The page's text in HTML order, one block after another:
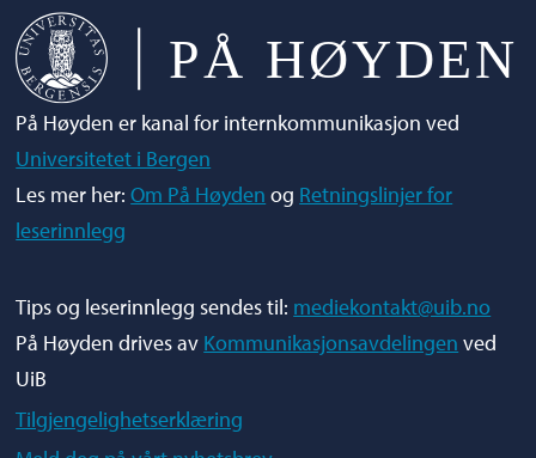
På Høyden er kanal for internkommunikasjon ved
Universitetet i Bergen
Les mer her:Om På Høyden og Retningslinjer for
leserinnlegg
Tips og leserinnlegg sendes til: mediekontakt@uib.no
På Høyden drives av Kommunikasjonsavdelingen ved
UiB
Tilgjengelighetserklæring